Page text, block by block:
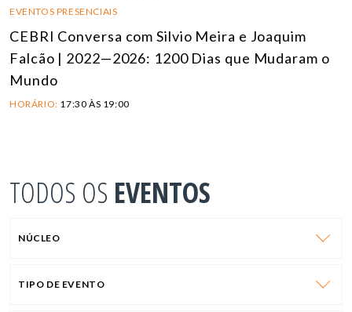
EVENTOS PRESENCIAIS
CEBRI Conversa com Silvio Meira e Joaquim
Falcão | 2022—2026: 1200 Dias que Mudaram o
Mundo
HORÁRIO: 17:30 ÀS 19:00
TODOS OS EVENTOS
NÚCLEO
TIPO DE EVENTO